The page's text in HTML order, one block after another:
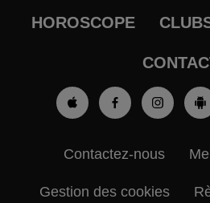
HOROSCOPE
Contactez-nous
Gestion des cookies